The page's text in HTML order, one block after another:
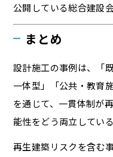
公開している総合建設
まとめ
設計施工の事例は、「
一体型」「公共・教育
を通じて、一貫体制が
能性をどう両立してい
再生建築リスクを含む